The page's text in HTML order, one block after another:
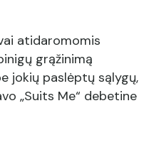
atidaromomis
grąžinimą
jokių paslėptų sąlygų,
„Suits Me“ debetine